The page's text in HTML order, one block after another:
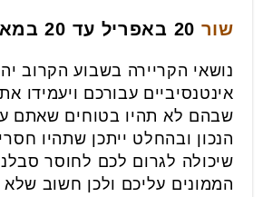
שור 20 באפריל עד 20 במאי
נושאי הקריירה בשבוע הקרוב
אינטנסיביים עבורכם ויעמידו
שבהם לא תהיו בטוחים שאתם
הנכון ובהחלט ייתכן שתהיו
שיכולה לגרום לכם לחוסר
הממונים עליכם ולכן חשוב שלא